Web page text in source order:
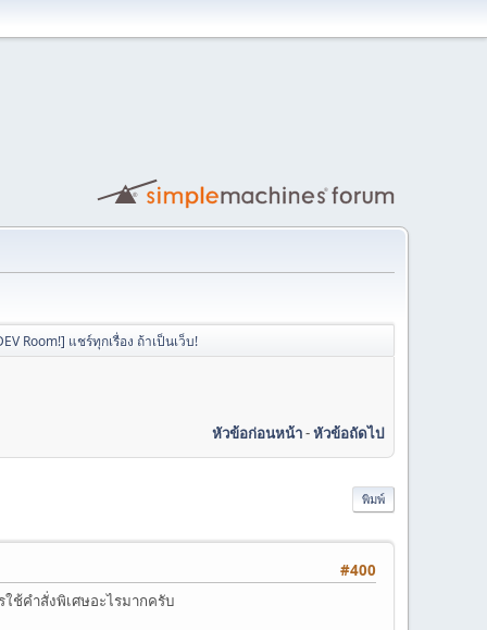
Room!] แชร์ทุกเรื่อง ถ้าเป็นเว็บ!
หัวข้อก่อนหน้า-หัวข้อถัดไป
พิมพ์
#400
ช้คำสั่งพิเศษอะไรมากครับ